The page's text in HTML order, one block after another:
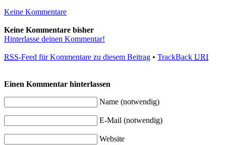
Keine Kommentare
Keine Kommentare bisher
Hinterlasse deinen Kommentar!
RSS-Feed für Kommentare zu diesem Beitrag • TrackBack URI
Einen Kommentar hinterlassen
Name (notwendig)
E-Mail (notwendig)
Website